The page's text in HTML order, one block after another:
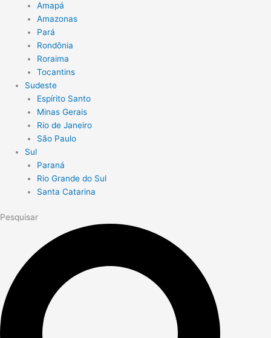
Amapá
Amazonas
Pará
Rondônia
Roraima
Tocantins
Sudeste
Espírito Santo
Minas Gerais
Rio de Janeiro
São Paulo
Sul
Paraná
Rio Grande do Sul
Santa Catarina
Pesquisar